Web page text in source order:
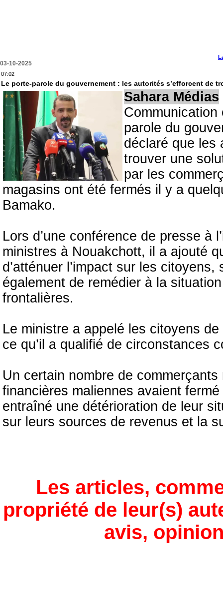
03-10-2025
07:02
Le porte-parole du gouvernement : les autorités s’efforcent de
Sahara Médias
parole du
déclaré que les
trouver une
par les
magasins ont été fermés il y a
Bamako.
Lors d’une conférence de presse à
ministres à Nouakchott, il a ajouté
d’atténuer l’impact sur les
également de remédier à la
frontalières.
Le ministre a appelé les citoyens
ce qu’il a qualifié de circonstances
Un certain nombre de
financières maliennes avaient
entraîné une détérioration de leur
sur leurs sources de revenus et la
Les articles,
propriété de leur(s)
avis,